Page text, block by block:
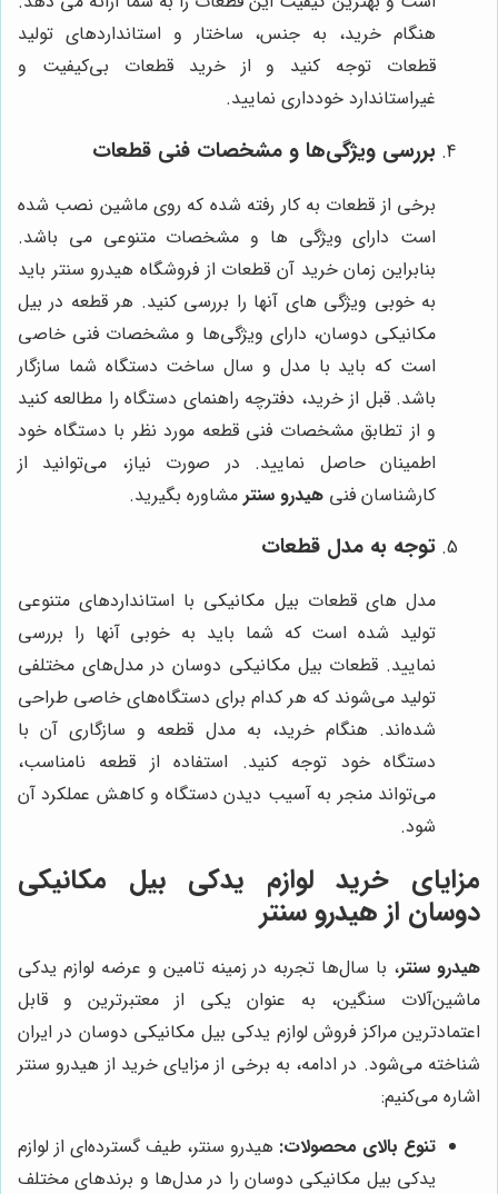
هنگام خرید، به جنس، ساختار و استانداردهای تولید
قطعات توجه کنید و از خرید قطعات بی‌کیفیت و
غیراستاندارد خودداری نمایید.
بررسی ویژگی‌ها و مشخصات فنی قطعات
برخی از قطعات به کار رفته شده که روی ماشین نصب شده
است دارای ویژگی ها و مشخصات متنوعی می باشد.
بنابراین زمان خرید آن قطعات از فروشگاه هیدرو سنتر باید
به خوبی ویژگی های آنها را بررسی کنید. هر قطعه در بیل
مکانیکی دوسان، دارای ویژگی‌ها و مشخصات فنی خاصی
است که باید با مدل و سال ساخت دستگاه شما سازگار
باشد. قبل از خرید، دفترچه راهنمای دستگاه را مطالعه کنید
و از تطابق مشخصات فنی قطعه مورد نظر با دستگاه خود
اطمینان حاصل نمایید. در صورت نیاز، می‌توانید از
کارشناسان فنی هیدرو سنتر مشاوره بگیرید.
توجه به مدل قطعات
مدل های قطعات بیل مکانیکی با استانداردهای متنوعی
تولید شده است که شما باید به خوبی آنها را بررسی
نمایید. قطعات بیل مکانیکی دوسان در مدل‌های مختلفی
تولید می‌شوند که هر کدام برای دستگاه‌های خاصی طراحی
شده‌اند. هنگام خرید، به مدل قطعه و سازگاری آن با
دستگاه خود توجه کنید. استفاده از قطعه نامناسب،
می‌تواند منجر به آسیب دیدن دستگاه و کاهش عملکرد آن
شود.
مزایای خرید لوازم یدکی بیل مکانیکی
دوسان از هیدرو سنتر
هیدرو سنتر، با سال‌ها تجربه در زمینه تامین و عرضه لوازم یدکی
ماشین‌آلات سنگین، به عنوان یکی از معتبرترین و قابل
اعتمادترین مراکز فروش لوازم یدکی بیل مکانیکی دوسان در ایران
شناخته می‌شود. در ادامه، به برخی از مزایای خرید از هیدرو سنتر
اشاره می‌کنیم:
تنوع بالای محصولات: هیدرو سنتر، طیف گسترده‌ای از لوازم
یدکی بیل مکانیکی دوسان را در مدل‌ها و برندهای مختلف